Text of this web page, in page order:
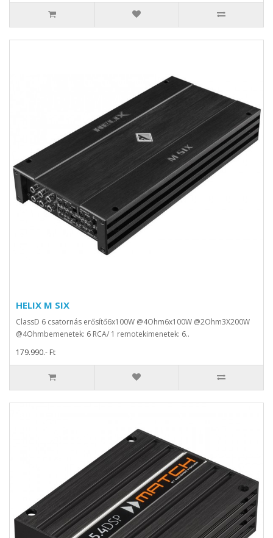
HELIX M SIX
ClassD 6 csatornás erősítő6x100W @4Ohm6x100W @2Ohm3X200W
@4Ohmbemenetek: 6 RCA/ 1 remotekimenetek: 6..
179.990.- Ft